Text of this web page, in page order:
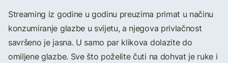
Streaming iz godine u godinu preuzima primat u načinu
konzumiranje glazbe u svijetu, a njegova privlačnost
savršeno je jasna. U samo par klikova dolazite do
omiljene glazbe. Sve što poželite čuti na dohvat je ruke i